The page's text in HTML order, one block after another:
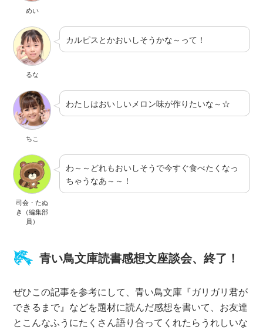
めい
るな
カルピスとかおいしそうかな～って！
ちこ
わたしはおいしいメロン味が作りたいな～☆
司会・たぬ
き（編集部
員）
わ～～どれもおいしそうで今すぐ食べたくなっ
ちゃうなあ～～！
青い鳥文庫読書感想文座談会、終了！
ぜひこの記事を参考にして、青い鳥文庫『ガリガリ君が
できるまで』などを題材に読んだ感想を書いて、お友達
とこんなふうにたくさん語り合ってくれたらうれしいな